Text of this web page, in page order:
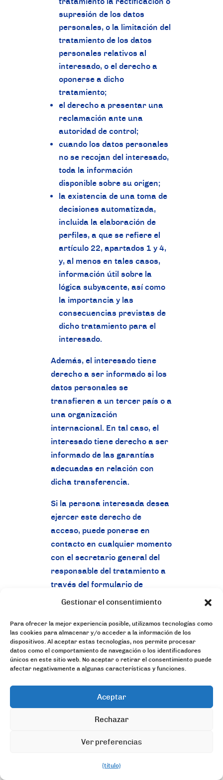
Gestionar el consentimiento
Para ofrecer la mejor experiencia posible, utilizamos tecnologías como
las cookies para almacenar y/o acceder a la información de los
dispositivos. Al aceptar estas tecnologías, nos permite procesar
datos como el comportamiento de navegación o los identificadores
únicos en este sitio web. No aceptar o retirar el consentimiento puede
afectar negativamente a algunas características y funciones.
Aceptar
Rechazar
Ver preferencias
{título}
supresión de los datos
personales, o la limitación del
tratamiento de los datos
personales relativos al
interesado, o el derecho a
oponerse a dicho
tratamiento;
el derecho a presentar una
reclamación ante una
autoridad de control;
cuando los datos personales
no se recojan del interesado,
toda la información
disponible sobre su origen;
la existencia de una toma de
decisiones automatizada,
incluida la elaboración de
perfiles, a que se refiere el
artículo 22, apartados 1 y 4,
y, al menos en tales casos,
información útil sobre la
lógica subyacente, así como
la importancia y las
consecuencias previstas de
dicho tratamiento para el
interesado.
Además, el interesado tiene
derecho a ser informado si los
datos personales se
transfieren a un tercer país o a
una organización
internacional. En tal caso, el
interesado tiene derecho a ser
informado de las garantías
adecuadas en relación con
dicha transferencia.
Si la persona interesada desea
ejercer este derecho de
acceso, puede ponerse en
contacto en cualquier momento
con el secretario general del
responsable del tratamiento a
través del formulario de
contacto.
c) Derecho de rectificación
El interesado tiene derecho,
concedido por el legislador
europeo, a obtener del
sin demora injustificada, la
rectificación de los datos
personales inexactos que le
cuenta los fines del
tratamiento, el interesado tiene